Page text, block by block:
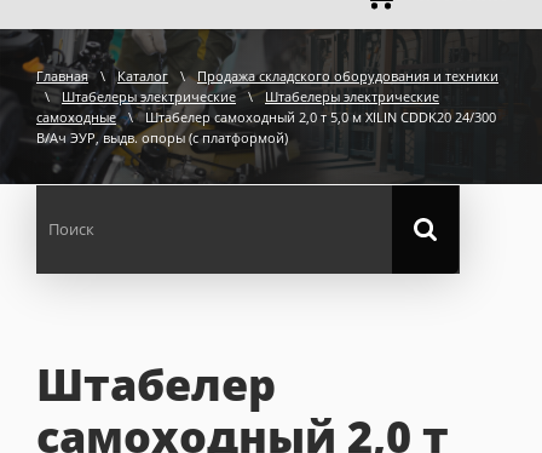
Главная \ Каталог \
Продажа складского оборудования и техники
\
Штабелеры электрические \
Штабелеры электрические
самоходные
\ Штабелер самоходный 2,0 т 5,0 м XILIN CDDK20 24/300
В/Ач ЭУР, выдв. опоры (с платформой)
Штабелер
самоходный 2,0 т